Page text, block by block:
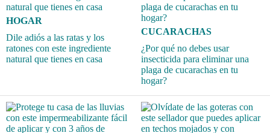
HOGAR
Dile adiós a las ratas y los
ratones con este ingrediente
natural que tienes en casa
CUCARACHAS
¿Por qué no debes usar
insecticida para eliminar una
plaga de cucarachas en tu
hogar?